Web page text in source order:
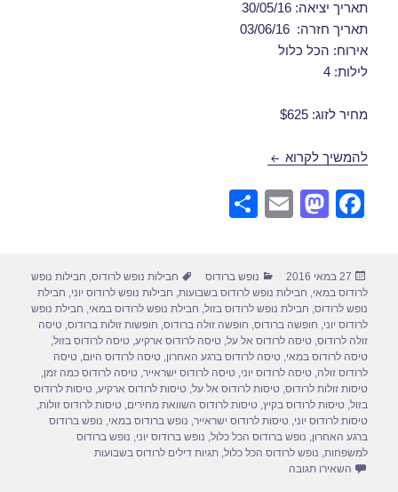
תאריך יציאה: 30/05/16
תאריך חזרה: 03/06/16
אירוח: הכל כלול
לילות: 4
מחיר לזוג: $625
להמשיך לקרוא חבילות נופש לרודוס במאי 30/05/2016
F
e
b
o
o
k
M
o
d
o
n
E
e
פורסם
בתאריך
27 במאי 2016 קטגוריות
נופש ברודוס תגיות
חבילות נופש לרודוס, חבילות נופש
לרודוס במאי, חבילות נופש לרודוס בשבועות, חבילות נופש לרודוס יוני, חבילת
נופש לרודוס, חבילת נופש לרודוס בזול, חבילת נופש לרודוס במאי, חבילת נופש
לרודוס יוני, חופשה ברודוס, חופשה זולה ברודוס, חופשות זולות ברודוס,טיסה
זולה לרודוס,טיסה לרודוס אל על,טיסה לרודוס ארקיע,טיסה לרודוס בזול,
טיסה לרודוס במאי,טיסה לרודוס ברגע האחרון,טיסה לרודוס היום,טיסה
לרודוס זולה,טיסה לרודוס יוני,טיסה לרודוס ישראייר,טיסה לרודוס כמה זמן,
טיסות זולות לרודוס,טיסות לרודוס אל על,טיסות לרודוס ארקיע,טיסות לרודוס
בזול,טיסות לרודוס בקיץ,טיסות לרודוס השוואת מחירים,טיסות לרודוס זולות,
טיסות לרודוס יוני,טיסות לרודוס ישראייר, נופש ברודוס במאי, נופש ברודוס
ברגע האחרון, נופש ברודוס הכל כלול, נופש ברודוס יוני, נופש ברודוס
למשפחות, נופש לרודוס הכל כלול,תגיות דילים לרודוס בשבועות
השאירו תגובה